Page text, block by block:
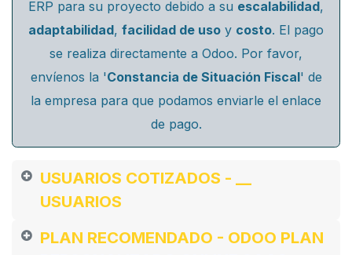
ERP para su proyecto debido a su escalabilidad,
adaptabilidad, facilidad de uso y costo. El pago
se realiza directamente a Odoo. Por favor,
envíenos la 'Constancia de Situación Fiscal' de
la empresa para que podamos enviarle el enlace
de pago.
USUARIOS COTIZADOS -
USUARIOS
PLAN RECOMENDADO - ODOO PLAN